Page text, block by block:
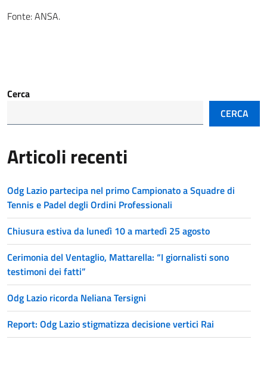
Fonte: ANSA.
Cerca
CERCA
Articoli recenti
Odg Lazio partecipa nel primo Campionato a Squadre di
Tennis e Padel degli Ordini Professionali
Chiusura estiva da lunedì 10 a martedì 25 agosto
Cerimonia del Ventaglio, Mattarella: “I giornalisti sono
testimoni dei fatti”
Odg Lazio ricorda Neliana Tersigni
Report: Odg Lazio stigmatizza decisione vertici Rai